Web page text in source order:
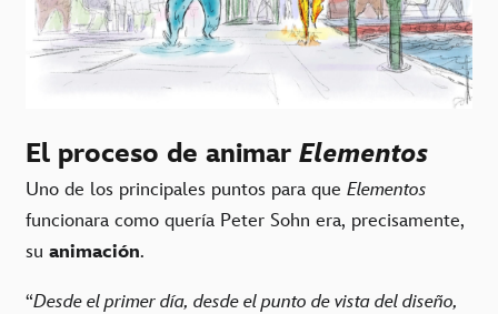
El proceso de animar Elementos
Uno de los principales puntos para que Elementos
funcionara como quería Peter Sohn era, precisamente,
su animación.
“Desde el primer día, desde el punto de vista del diseño,